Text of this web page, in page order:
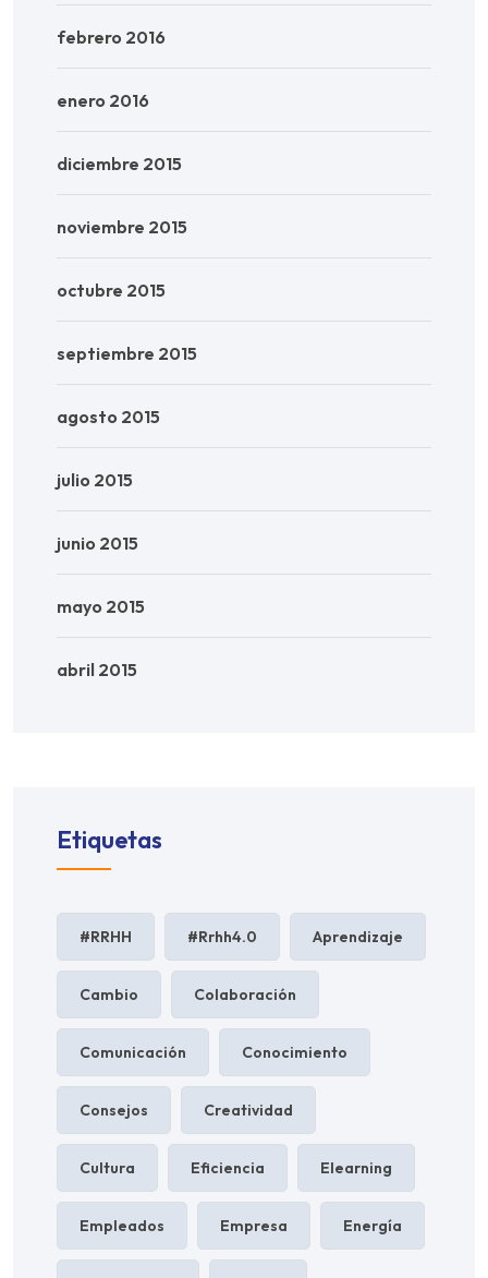
febrero 2016
enero 2016
diciembre 2015
noviembre 2015
octubre 2015
septiembre 2015
agosto 2015
julio 2015
junio 2015
mayo 2015
abril 2015
Etiquetas
#RRHH #rrhh4.0 Aprendizaje
Cambio Colaboración
Comunicación Conocimiento
Consejos Creatividad
Cultura Eficiencia Elearning
Empleados Empresa Energía